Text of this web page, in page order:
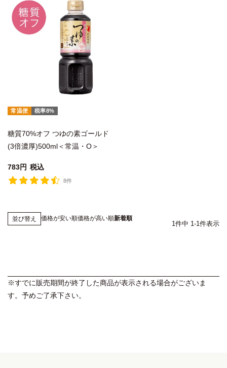
常温便 税率8%
糖質70%オフ つゆの素ゴールド
(3倍濃厚)500ml＜常温・O＞
783 税込
8件
並び替え 価格が安い順価格が高い順新着順
1件中 1-1件表示
※すでに販売期間が終了した商品が表示される場合がございま
す。予めご了承下さい。